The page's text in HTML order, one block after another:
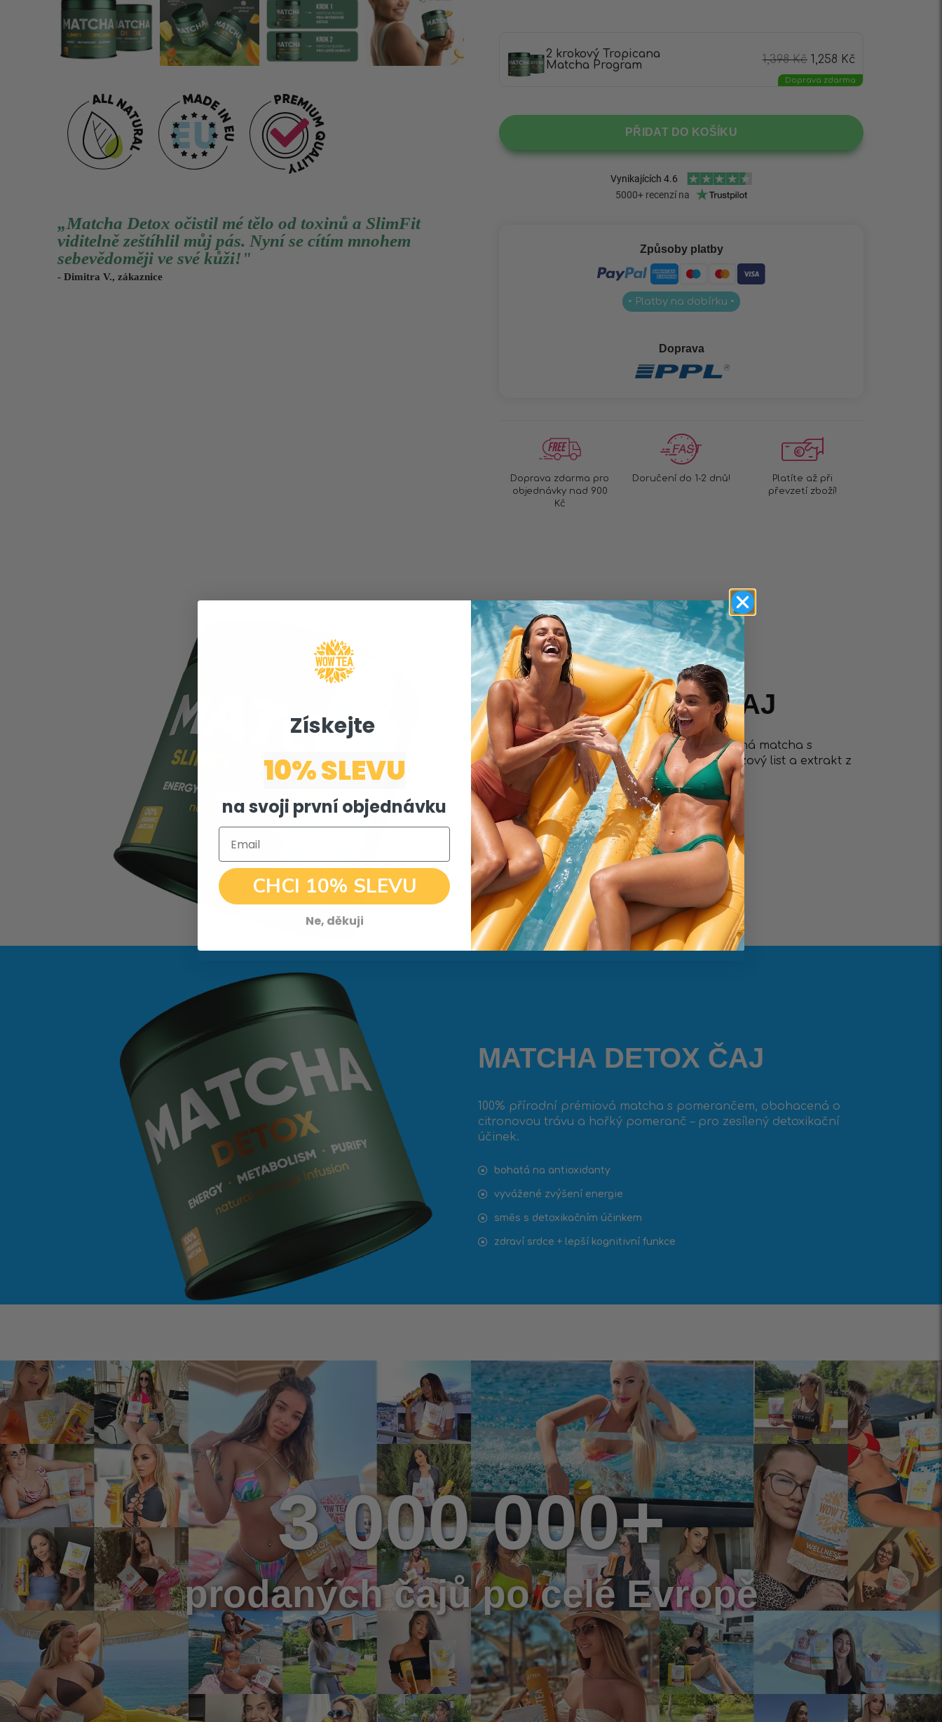
„Matcha Detox očistil mé tělo od toxinů a SlimFit
viditelně zeštíhlil můj pás. Nyní se cítím mnohem
sebevědoměji ve své kůži!"
- Dimitra V., zákaznice
2 krokový Tropicana
Matcha Program
1,398Kč 1,258 Kč
Doprava zdarma
PŘIDAT DO KOŠÍKU
Způsoby platby
• Platby na dobírku •
Doprava
Doprava zdarma pro
objednávky nad 900
Kč
Doručení do 1-2 dnů!
Platíte až při
převzetí zboží!
SUMMER TROPICANA
MATCHA SLIMFIT ČAJ
100% přírodní a snadno připravitelná jedinečná matcha s
exotickou tropickou chutí + obohacená o březový list a extrakt z
lipkavce pro rychlé formování postavy.
bohatá na antioxidanty
vyvážené zvýšení energie
rychlé hubnutí + zeštíhlení
zdraví srdce + lepší kognitivní funkce
MATCHA DETOX ČAJ
100% přírodní prémiová matcha s pomerančem, obohacená o
citronovou trávu a hořký pomeranč – pro zesílený detoxikační
účinek.
bohatá na antioxidanty
vyvážené zvýšení energie
směs s detoxikačním účinkem
zdraví srdce + lepší kognitivní funkce
3 000 000+
prodaných čajů po celé Evropě
Získejte ​
10% SLEVU
na svoji první objednávku
Email
CHCI 10% SLEVU
Ne, děkuji